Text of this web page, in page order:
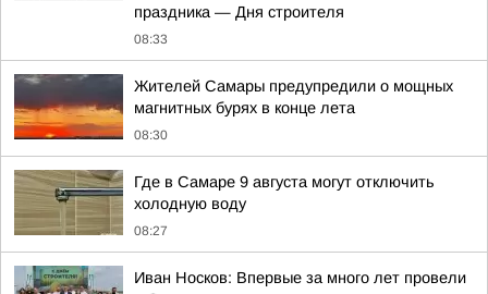
праздника — Дня строителя
08:33
Жителей Самары предупредили о мощных
магнитных бурях в конце лета
08:30
Где в Самаре 9 августа могут отключить
холодную воду
08:27
Иван Носков: Впервые за много лет провели